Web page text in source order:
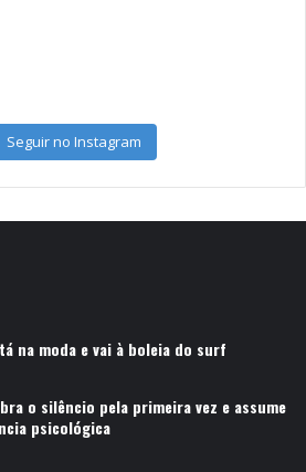
Seguir no Instagram
na moda e vai à boleia do surf
o silêncio pela primeira vez e assume
psicológica